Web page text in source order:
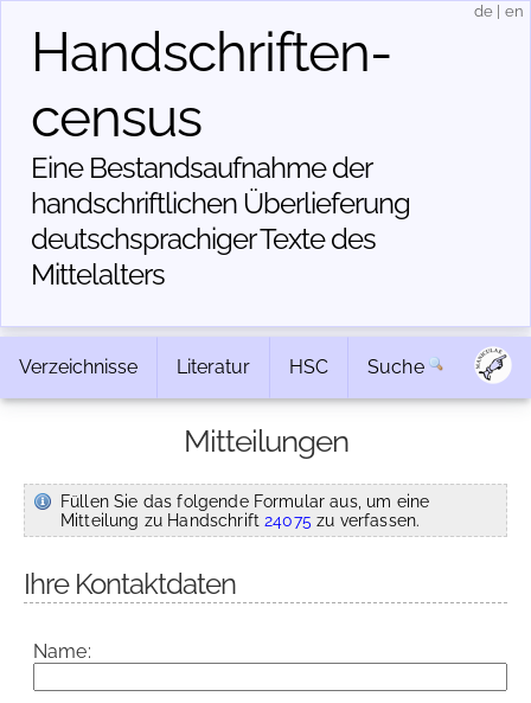
Handschriften­
census
Eine Bestandsaufnahme der
handschriftlichen Über­lieferung
deutschsprachiger Texte des
Mittelalters
de en
Verzeichnisse Literatur HSC Suche
Mitteilungen
Füllen Sie das folgende Formular aus, um eine
Mitteilung zu Handschrift24075 zu verfassen.
Ihre Kontaktdaten
Name: